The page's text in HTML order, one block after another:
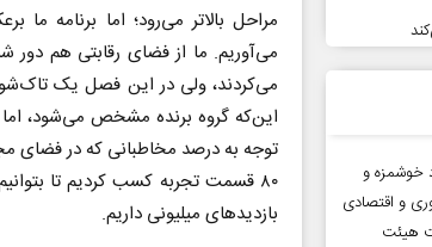
مراحل بالاتر می‌رود؛ اما برنامه
می‌آوریم. ما از فضای رقابتی هم
می‌کردند، ولی در این فصل یک
این‌که گروه برنده مشخص می‌شود، اما
توجه به درصد مخاطبانی که در فضای
۸۰ قسمت تجربه کسب کردیم تا
بازدیدهای میلیونی داریم.
| ۲۰ پیشنهاد خوشمزه و
و اقتصادی
هیئت